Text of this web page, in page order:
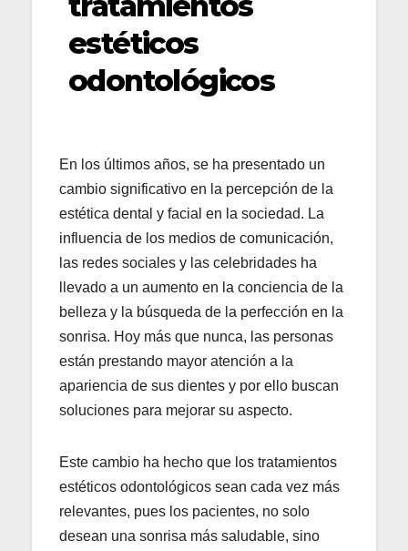
estéticos
odontológicos
En los últimos años, se ha presentado un
cambio significativo en la percepción de la
estética dental y facial en la sociedad. La
influencia de los medios de comunicación,
las redes sociales y las celebridades ha
llevado a un aumento en la conciencia de la
belleza y la búsqueda de la perfección en la
sonrisa. Hoy más que nunca, las personas
están prestando mayor atención a la
apariencia de sus dientes y por ello buscan
soluciones para mejorar su aspecto.
Este cambio ha hecho que los tratamientos
estéticos odontológicos sean cada vez más
relevantes, pues los pacientes, no solo
desean una sonrisa más saludable, sino